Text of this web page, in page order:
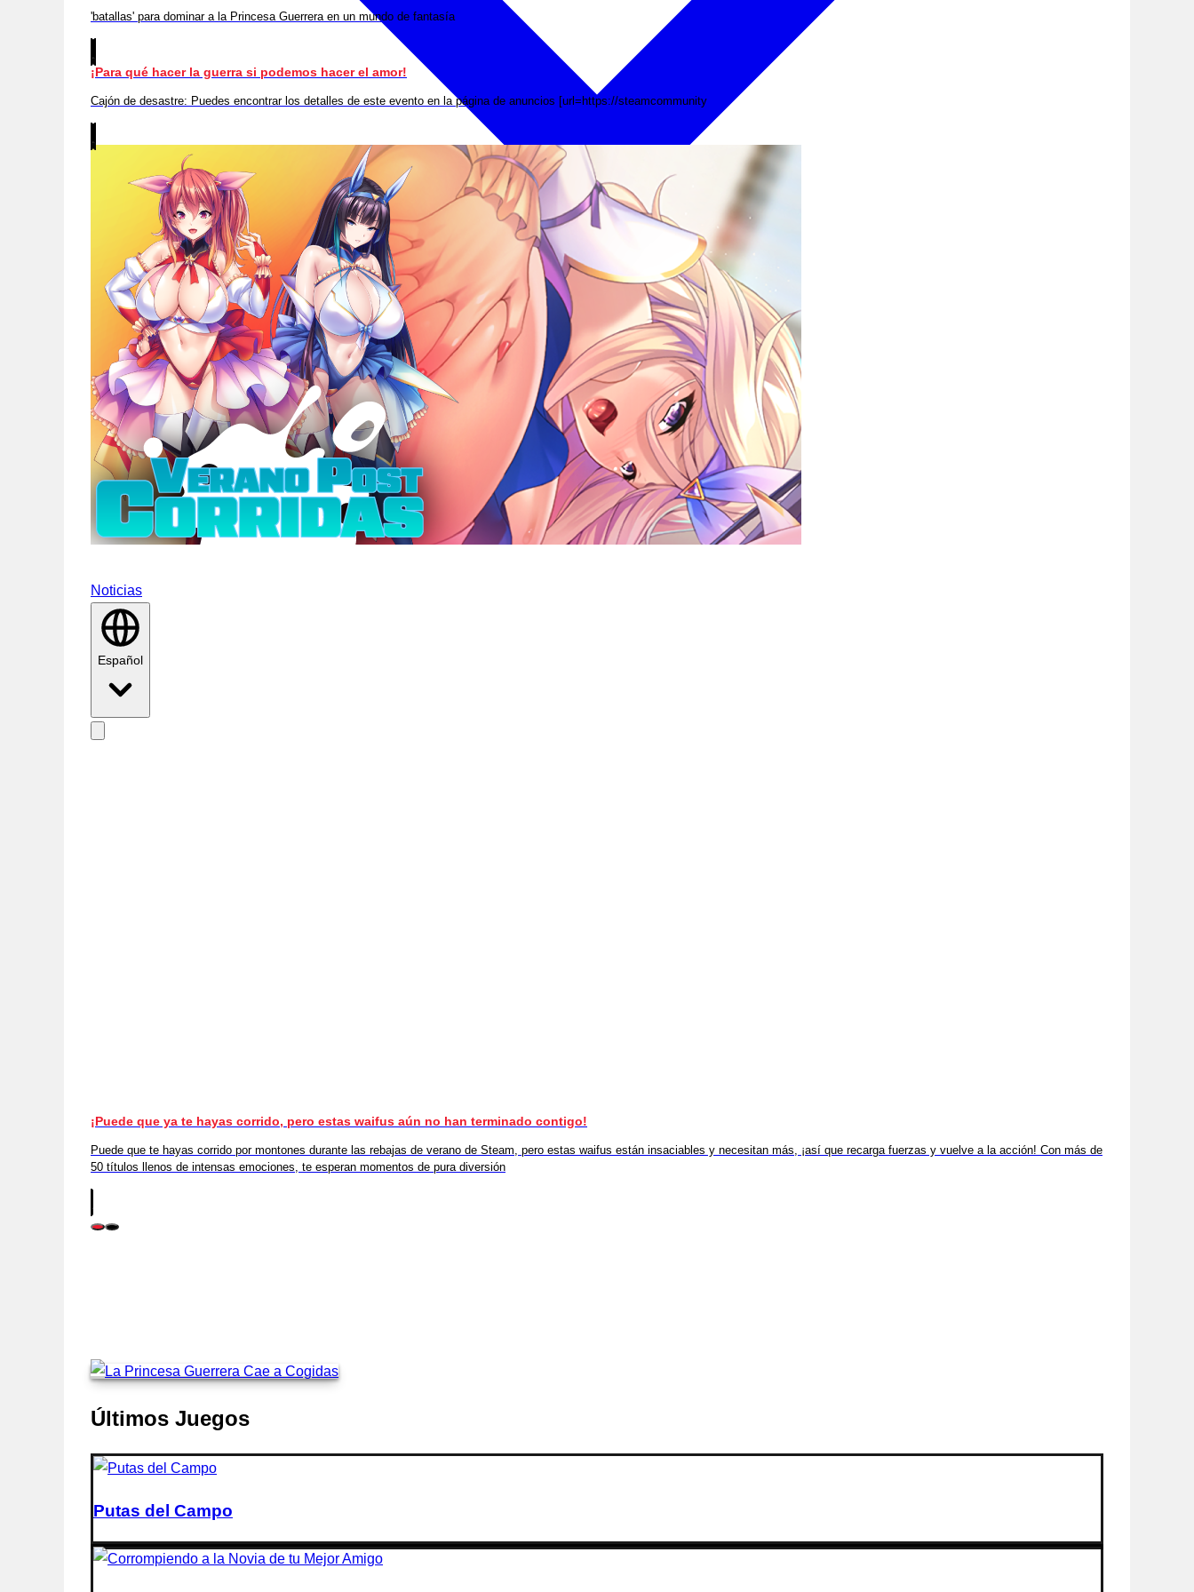
Noticias
Español
'batallas' para dominar a la Princesa Guerrera en un mundo de fantasía
¡Para qué hacer la guerra si podemos hacer el amor!
Cajón de desastre: Puedes encontrar los detalles de este evento en la página de anuncios [url=https://steamcommunity
¡Puede que ya te hayas corrido, pero estas waifus aún no han terminado contigo!
Puede que te hayas corrido por montones durante las rebajas de verano de Steam, pero estas waifus están insaciables y necesitan más, ¡así que recarga fuerzas y vuelve a la acción! Con más de
50 títulos llenos de intensas emociones, te esperan momentos de pura diversión
Últimos Juegos
Putas del Campo